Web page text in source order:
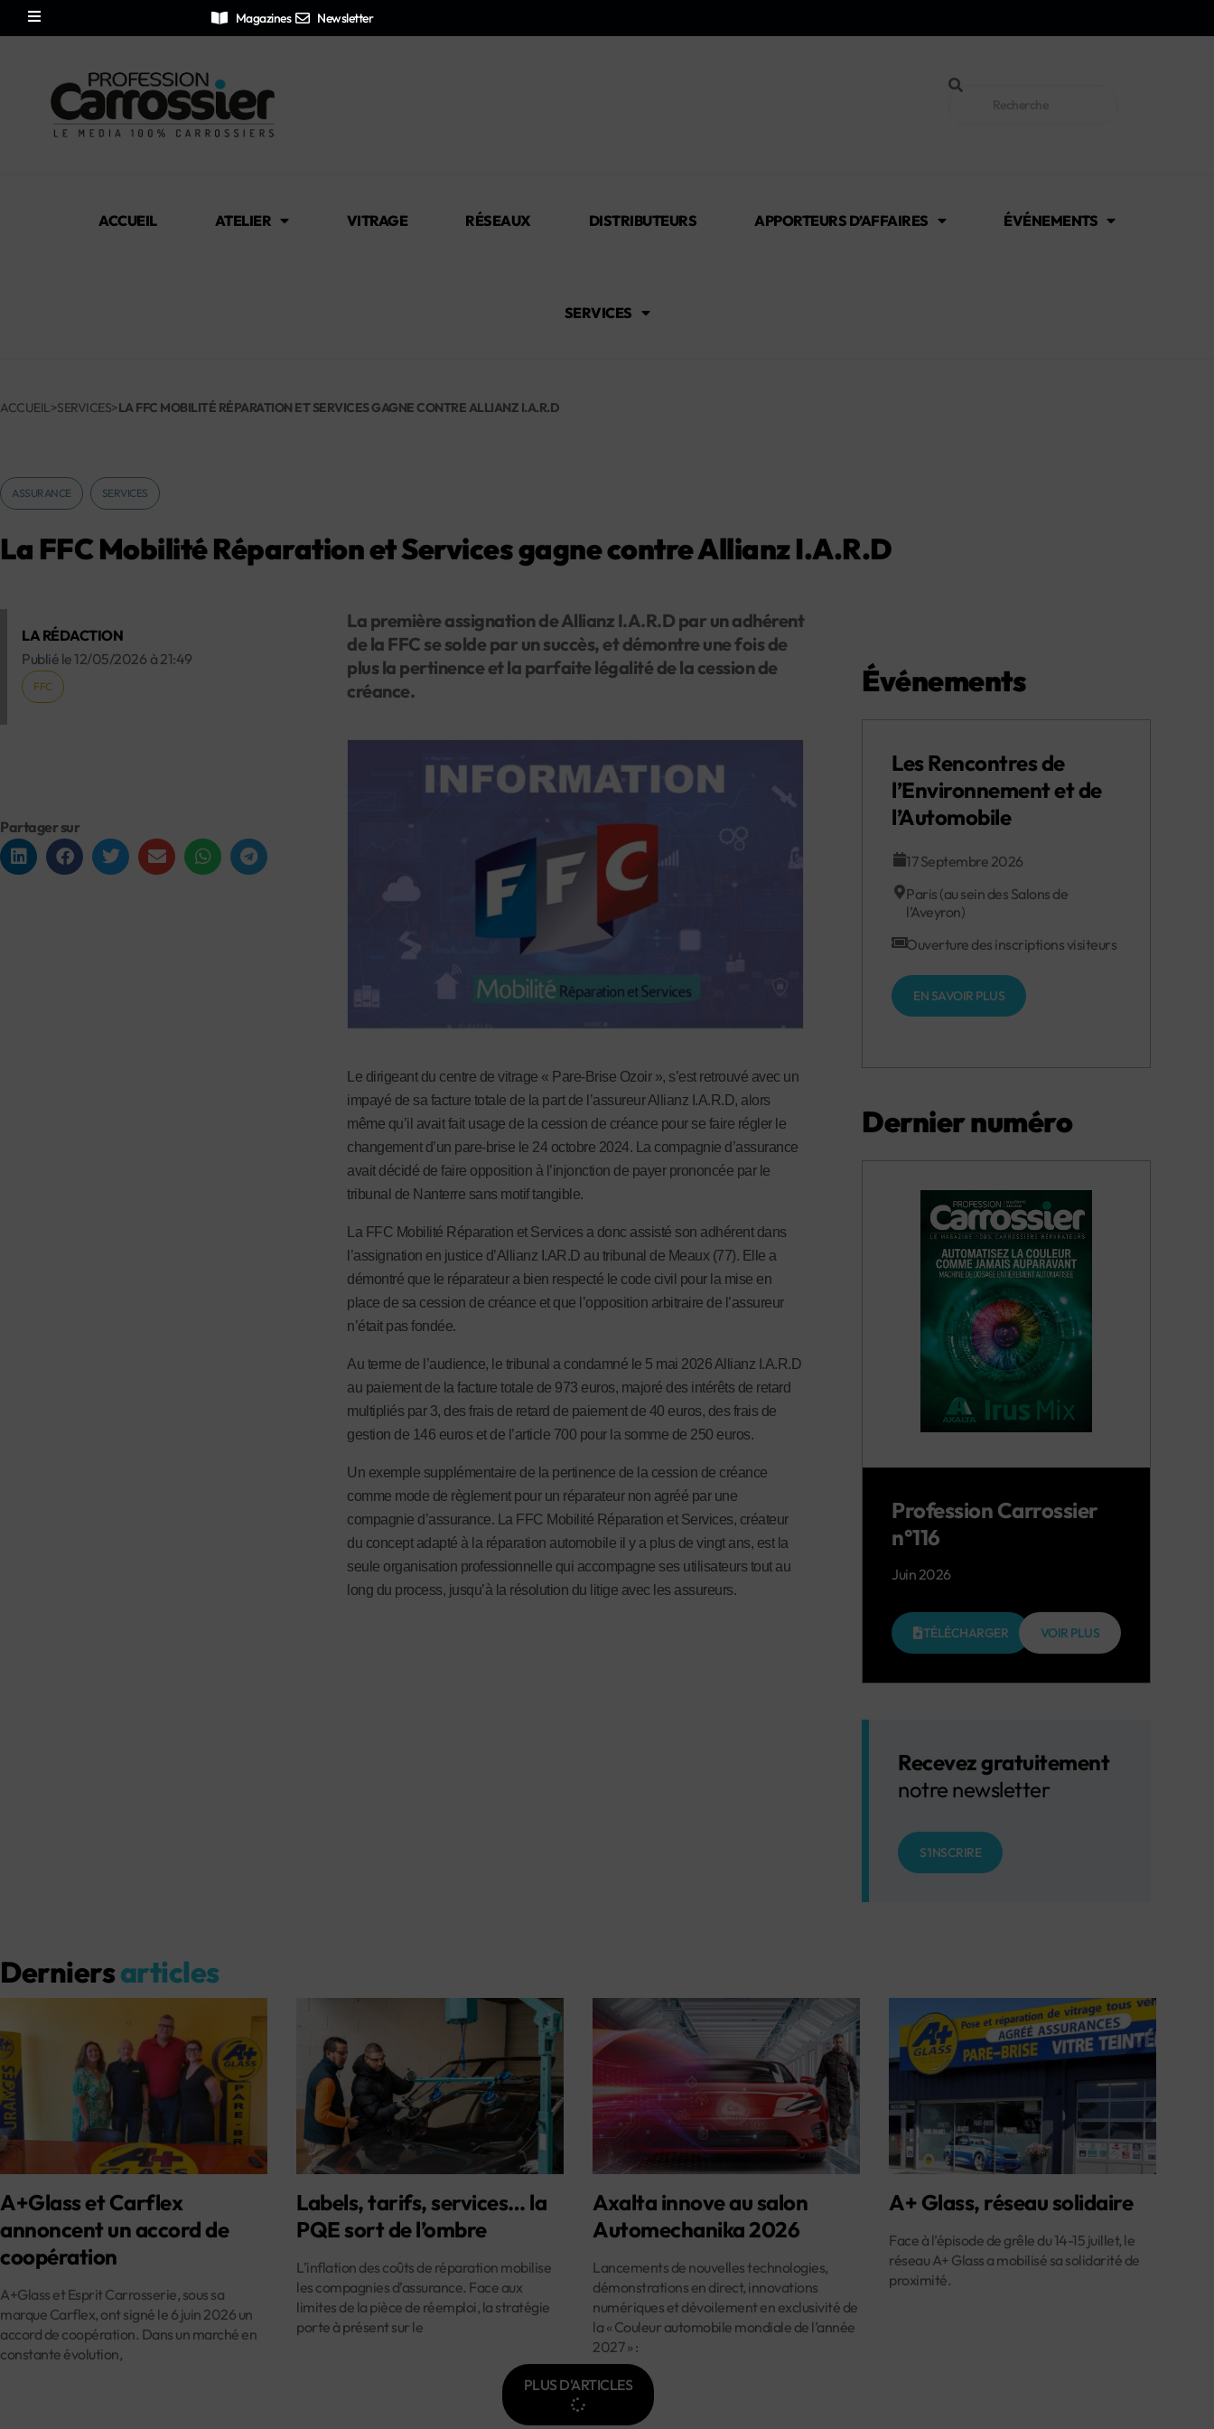
Magazines Newsletter
ACCUEIL ATELIER VITRAGE RÉSEAUX DISTRIBUTEURS APPORTEURS D’AFFAIRES ÉVÉNEMENTS
SERVICES
ACCUEIL >SERVICES>LA FFC MOBILITÉ RÉPARATION ET SERVICES GAGNE CONTRE ALLIANZ I.A.R.D
ASSURANCE SERVICES
La FFC Mobilité Réparation et Services gagne contre Allianz I.A.R.D
LA RÉDACTION
Publié le 12/05/2026 à 21:49
FFC
Partager sur
La première assignation de Allianz I.A.R.D par un adhérent
de la FFC se solde par un succès, et démontre une fois de
plus la pertinence et la parfaite légalité de la cession de
créance.
Le dirigeant du centre de vitrage « Pare-Brise Ozoir », s’est retrouvé avec un
impayé de sa facture totale de la part de l’assureur Allianz I.A.R.D, alors
même qu’il avait fait usage de la cession de créance pour se faire régler le
changement d’un pare-brise le 24 octobre 2024. La compagnie d’assurance
avait décidé de faire opposition à l’injonction de payer prononcée par le
tribunal de Nanterre sans motif tangible.
La FFC Mobilité Réparation et Services a donc assisté son adhérent dans
l’assignation en justice d’Allianz I.AR.D au tribunal de Meaux (77). Elle a
démontré que le réparateur a bien respecté le code civil pour la mise en
place de sa cession de créance et que l’opposition arbitraire de l’assureur
n’était pas fondée.
Au terme de l’audience, le tribunal a condamné le 5 mai 2026 Allianz I.A.R.D
au paiement de la facture totale de 973 euros, majoré des intérêts de retard
multipliés par 3, des frais de retard de paiement de 40 euros, des frais de
gestion de 146 euros et de l’article 700 pour la somme de 250 euros.
Un exemple supplémentaire de la pertinence de la cession de créance
comme mode de règlement pour un réparateur non agréé par une
compagnie d’assurance. La FFC Mobilité Réparation et Services, créateur
du concept adapté à la réparation automobile il y a plus de vingt ans, est la
seule organisation professionnelle qui accompagne ses utilisateurs tout au
long du process, jusqu’à la résolution du litige avec les assureurs.
Événements
Les Rencontres de
l’Environnement et de
l’Automobile
17 Septembre 2026
Paris (au sein des Salons de
l’Aveyron)
Ouverture des inscriptions visiteurs
EN SAVOIR PLUS
Dernier numéro
Profession Carrossier
n°116
Juin 2026
TÉLÉCHARGER VOIR PLUS
Recevez gratuitement
notre newsletter
S'INSCRIRE
Derniersarticles
A+Glass et Carflex
annoncent un accord de
coopération
A+Glass et Esprit Carrosserie, sous sa
marque Carflex, ont signé le 6 juin 2026 un
accord de coopération. Dans un marché en
constante évolution,
Labels, tarifs, services… la
PQE sort de l’ombre
L’inflation des coûts de réparation mobilise
les compagnies d’assurance. Face aux
limites de la pièce de réemploi, la stratégie
porte à présent sur le
Axalta innove au salon
Automechanika 2026
Lancements de nouvelles technologies,
démonstrations en direct, innovations
numériques et dévoilement en exclusivité de
la « Couleur automobile mondiale de l’année
2027 » :
A+ Glass, réseau solidaire
Face à l’épisode de grêle du 14-15 juillet, le
réseau A+ Glass a mobilisé sa solidarité de
proximité.
PLUS D'ARTICLES